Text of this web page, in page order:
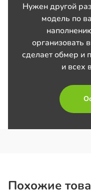
Нужен другой
модель по
организовать
сделает обмер и
и всех
Похожие